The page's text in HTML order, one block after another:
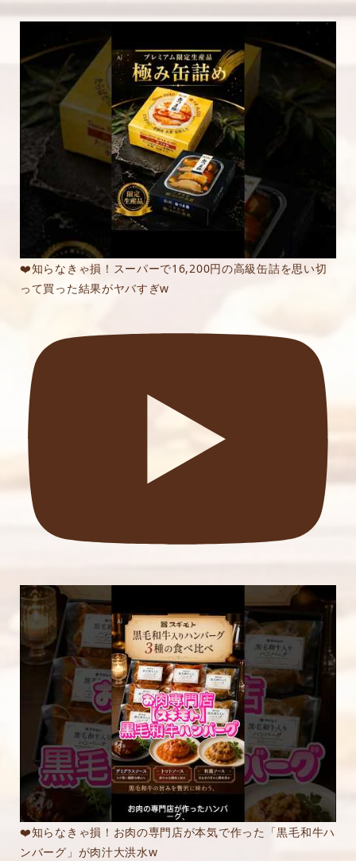
❤️知らなきゃ損！スーパーで16,200円の高級缶詰を思い切
って買った結果がヤバすぎw
❤️知らなきゃ損！お肉の専門店が本気で作った「黒毛和牛ハ
ンバーグ」が肉汁大洪水w